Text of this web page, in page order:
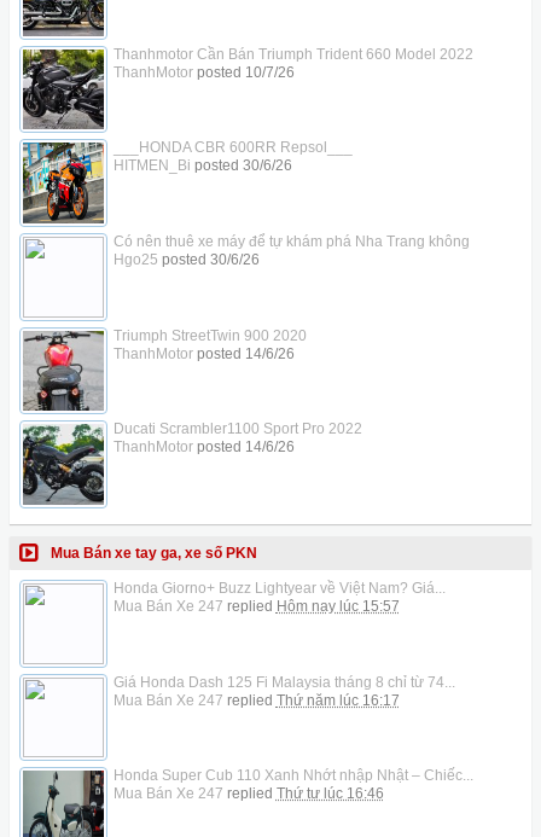
Thanhmotor Cần Bán Triumph Trident 660 Model 2022
ThanhMotorposted 10/7/26
___HONDA CBR 600RR Repsol___
HITMEN_Bi posted 30/6/26
Có nên thuê xe máy để tự khám phá Nha Trang không
Hgo25 posted 30/6/26
Triumph StreetTwin 900 2020
ThanhMotorposted 14/6/26
Ducati Scrambler1100 Sport Pro 2022
ThanhMotorposted 14/6/26
Mua Bán xe tay ga, xe số PKN
Honda Giorno+ Buzz Lightyear về Việt Nam? Giá...
Mua Bán Xe 247 replied Hôm nay lúc 15:57
Giá Honda Dash 125 Fi Malaysia tháng 8 chỉ từ 74...
Mua Bán Xe 247 replied Thứ năm lúc 16:17
Honda Super Cub 110 Xanh Nhớt nhập Nhật – Chiếc...
Mua Bán Xe 247 replied Thứ tư lúc 16:46